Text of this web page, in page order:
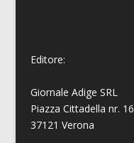
Editore:
Giornale Adige SRL
Piazza Cittadella nr. 16
37121 Verona